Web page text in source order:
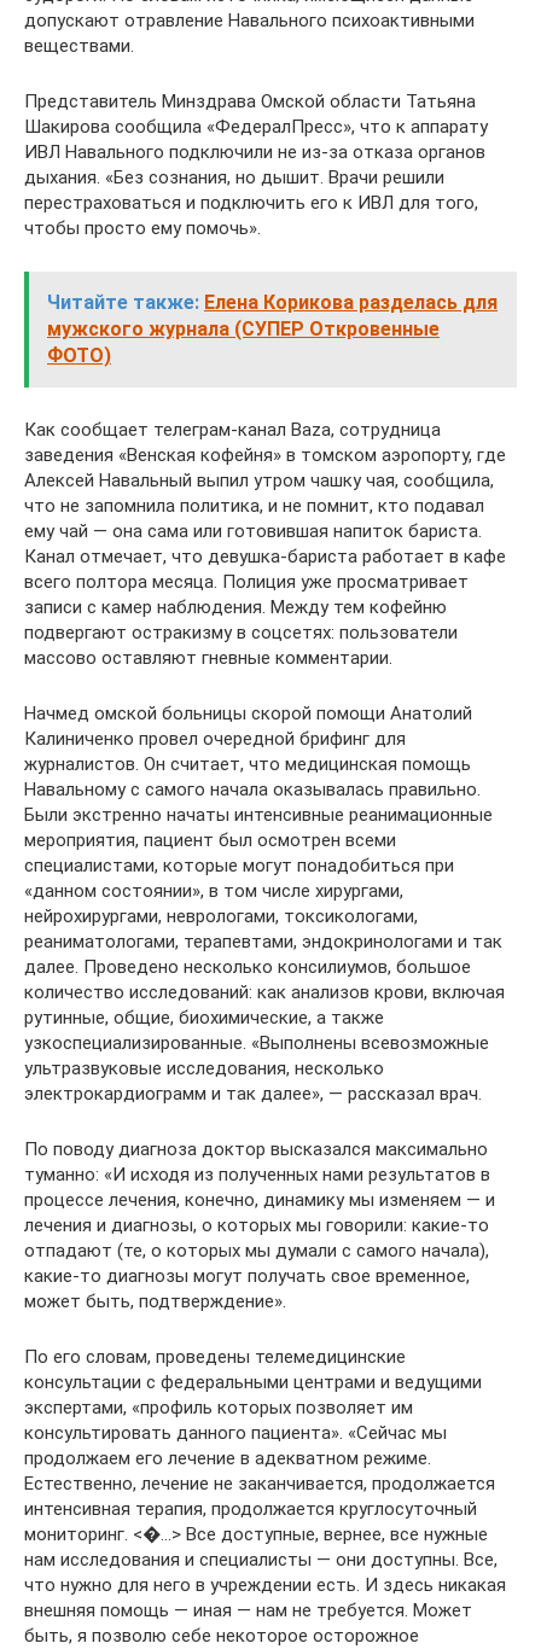
допускают отравление Навального психоактивными
веществами.
Представитель Минздрава Омской области Татьяна
Шакирова сообщила «ФедералПресс», что к аппарату
ИВЛ Навального подключили не из-за отказа органов
дыхания. «Без сознания, но дышит. Врачи решили
перестраховаться и подключить его к ИВЛ для того,
чтобы просто ему помочь».
Читайте также: Елена Корикова разделась для
мужского журнала (СУПЕР Откровенные
ФОТО)
Как сообщает телеграм-канал Baza, сотрудница
заведения «Венская кофейня» в томском аэропорту, где
Алексей Навальный выпил утром чашку чая, сообщила,
что не запомнила политика, и не помнит, кто подавал
ему чай — она сама или готовившая напиток бариста.
Канал отмечает, что девушка-бариста работает в кафе
всего полтора месяца. Полиция уже просматривает
записи с камер наблюдения. Между тем кофейню
подвергают остракизму в соцсетях: пользователи
массово оставляют гневные комментарии.
Начмед омской больницы скорой помощи Анатолий
Калиниченко провел очередной брифинг для
журналистов. Он считает, что медицинская помощь
Навальному с самого начала оказывалась правильно.
Были экстренно начаты интенсивные реанимационные
мероприятия, пациент был осмотрен всеми
специалистами, которые могут понадобиться при
«данном состоянии», в том числе хирургами,
нейрохирургами, неврологами, токсикологами,
реаниматологами, терапевтами, эндокринологами и так
далее. Проведено несколько консилиумов, большое
количество исследований: как анализов крови, включая
рутинные, общие, биохимические, а также
узкоспециализированные. «Выполнены всевозможные
ультразвуковые исследования, несколько
электрокардиограмм и так далее», — рассказал врач.
По поводу диагноза доктор высказался максимально
туманно: «И исходя из полученных нами результатов в
процессе лечения, конечно, динамику мы изменяем — и
лечения и диагнозы, о которых мы говорили: какие-то
отпадают (те, о которых мы думали с самого начала),
какие-то диагнозы могут получать свое временное,
может быть, подтверждение».
По его словам, проведены телемедицинские
консультации с федеральными центрами и ведущими
экспертами, «профиль которых позволяет им
консультировать данного пациента». «Сейчас мы
продолжаем его лечение в адекватном режиме.
Естественно, лечение не заканчивается, продолжается
интенсивная терапия, продолжается круглосуточный
мониторинг. <�…> Все доступные, вернее, все нужные
нам исследования и специалисты — они доступны. Все,
что нужно для него в учреждении есть. И здесь никакая
внешняя помощь — иная — нам не требуется. Может
быть, я позволю себе некоторое осторожное